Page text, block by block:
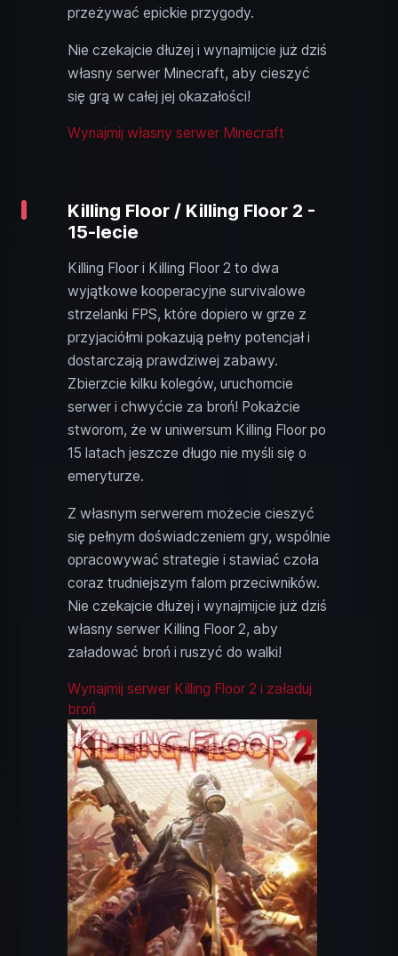
przeżywać epickie przygody.
Nie czekajcie dłużej i wynajmijcie już dziś
własny serwer Minecraft, aby cieszyć
się grą w całej jej okazałości!
Wynajmij własny serwer Minecraft
Killing Floor / Killing Floor 2 -
15-lecie
Killing Floor i Killing Floor 2 to dwa
wyjątkowe kooperacyjne survivalowe
strzelanki FPS, które dopiero w grze z
przyjaciółmi pokazują pełny potencjał i
dostarczają prawdziwej zabawy.
Zbierzcie kilku kolegów, uruchomcie
serwer i chwyćcie za broń! Pokażcie
stworom, że w uniwersum Killing Floor po
15 latach jeszcze długo nie myśli się o
emeryturze.
Z własnym serwerem możecie cieszyć
się pełnym doświadczeniem gry, wspólnie
opracowywać strategie i stawiać czoła
coraz trudniejszym falom przeciwników.
Nie czekajcie dłużej i wynajmijcie już dziś
własny serwer Killing Floor 2, aby
załadować broń i ruszyć do walki!
Wynajmij serwer Killing Floor 2 i załaduj
broń